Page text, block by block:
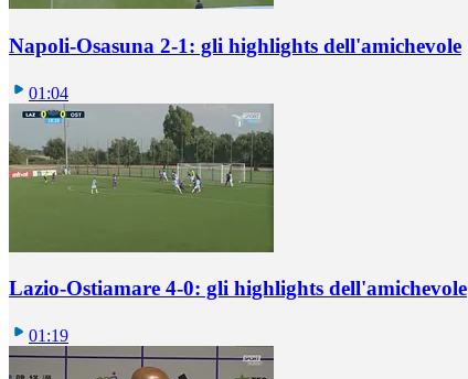
Napoli-Osasuna 2-1: gli highlights dell'amichevole
01:04
Lazio-Ostiamare 4-0: gli highlights dell'amichevole
01:19